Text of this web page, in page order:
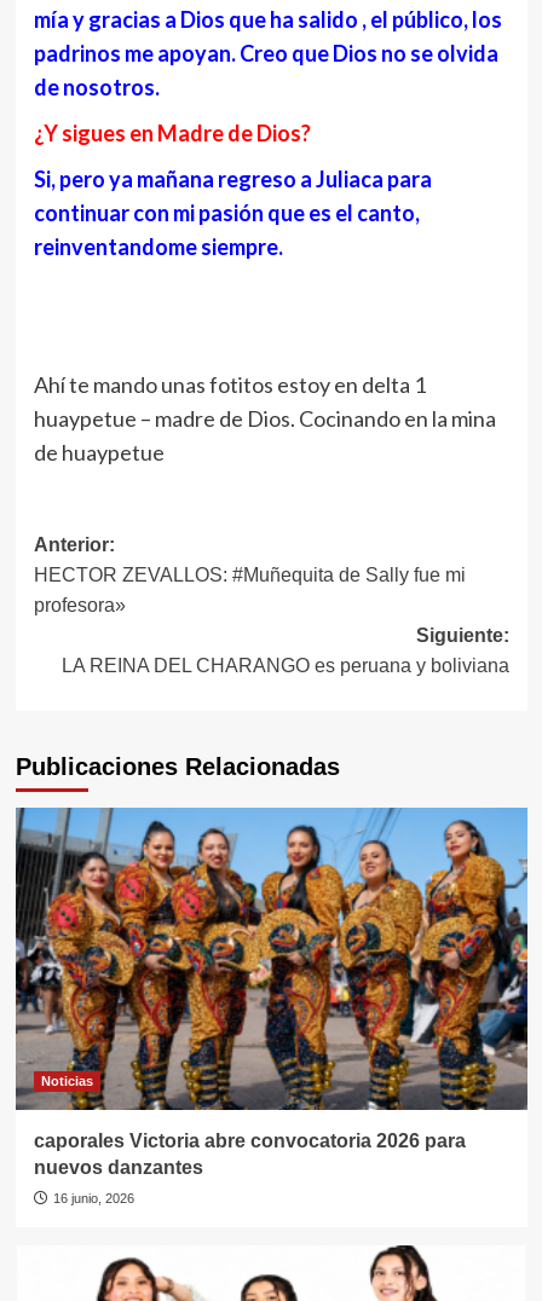
mía y gracias a Dios que ha salido , el público, los
padrinos me apoyan. Creo que Dios no se olvida
de nosotros.
¿Y sigues en Madre de Dios?
Si, pero ya mañana regreso a Juliaca para
continuar con mi pasión que es el canto,
reinventandome siempre.
Ahí te mando unas fotitos estoy en delta 1
huaypetue – madre de Dios. Cocinando en la mina
de huaypetue
Navegación
de
entradas
Anterior:
HECTOR ZEVALLOS: #Muñequita de Sally fue mi
profesora»
Siguiente:
LA REINA DEL CHARANGO es peruana y boliviana
Publicaciones Relacionadas
Noticias
caporales Victoria abre convocatoria 2026 para
nuevos danzantes
16 junio, 2026